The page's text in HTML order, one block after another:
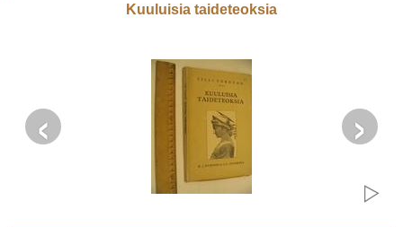
Kuuluisia taideteoksia
‹ ›